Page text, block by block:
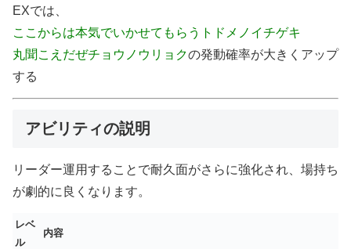
EXでは、
ここからは本気でいかせてもらうトドメノイチゲキ
丸聞こえだぜチョウノウリョクの発動確率が大きくアップ
する
アビリティの説明
リーダー運用することで耐久面がさらに強化され、場持ち
が劇的に良くなります。
レベ
ル
内容